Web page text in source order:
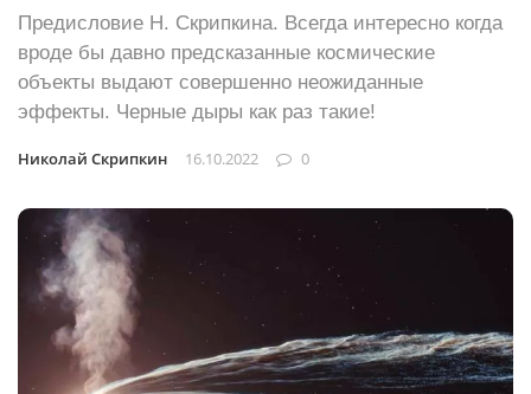
Предисловие Н. Скрипкина. Всегда интересно когда
вроде бы давно предсказанные космические
объекты выдают совершенно неожиданные
эффекты. Черные дыры как раз такие!
Николай Скрипкин 16.10.2022 0